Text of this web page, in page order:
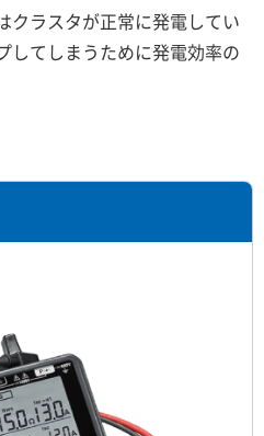
クラスタが正常に発電してい
してしまうために発電効率の